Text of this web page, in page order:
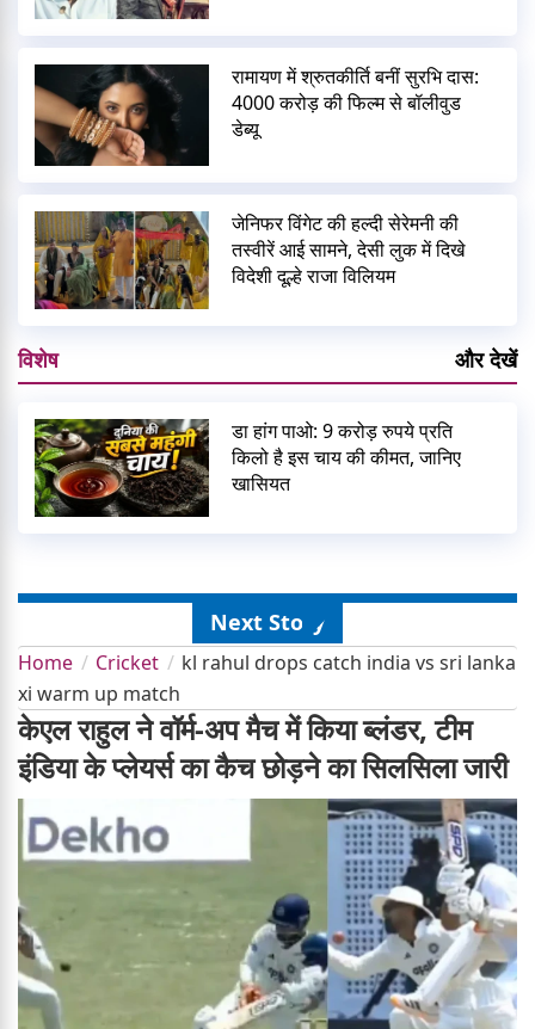
रामायण में श्रुतकीर्ति बनीं सुरभि दास:
4000 करोड़ की फिल्म से बॉलीवुड
डेब्यू
जेनिफर विंगेट की हल्दी सेरेमनी की
तस्वीरें आई सामने, देसी लुक में दिखे
विदेशी दूल्हे राजा विलियम
विशेष और देखें
डा हांग पाओ: 9 करोड़ रुपये प्रति
किलो है इस चाय की कीमत, जानिए
खासियत
Next Story
Home Cricket
kl rahul drops catch india vs sri lanka
xi warm up match
केएल राहुल ने वॉर्म-अप मैच में किया ब्लंडर, टीम
इंडिया के प्लेयर्स का कैच छोड़ने का सिलसिला जारी